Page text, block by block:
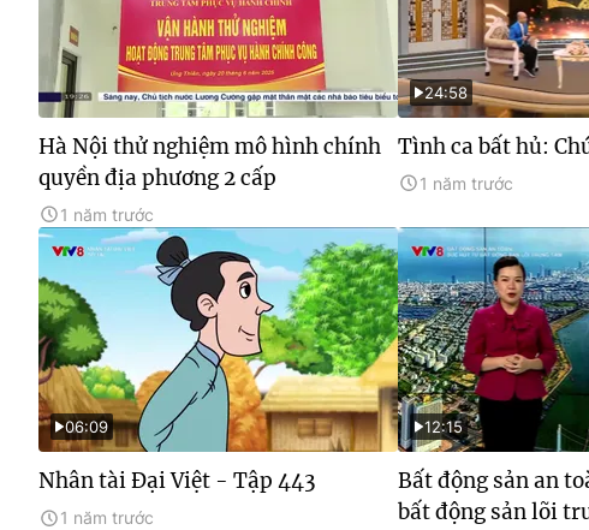
Hà Nội thử nghiệm mô hình chính
quyền địa phương 2 cấp
1 năm trước
24:58
Tình ca bất hủ:
1 năm trước
06:09
Nhân tài Đại Việt - Tập 443
1 năm trước
12:15
Bất động sản an
bất động sản lõi